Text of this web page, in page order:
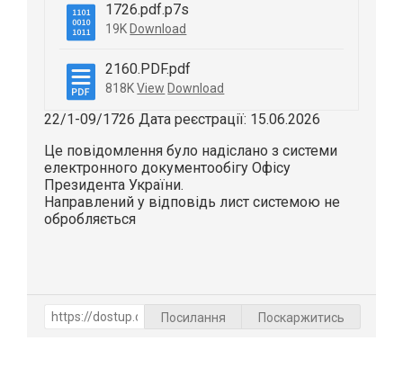
1726.pdf.p7s
19K Download
2160.PDF.pdf
818KView Download
22/1-09/1726 Дата реєстрації: 15.06.2026
Це повідомлення було надіслано з системи
електронного документообігу Офісу
Президента України.
Направлений у відповідь лист системою не
обробляється
Посилання Поскаржитись